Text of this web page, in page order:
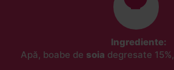
Ingrediente:
Apă, boabe de soia degresate 15%,